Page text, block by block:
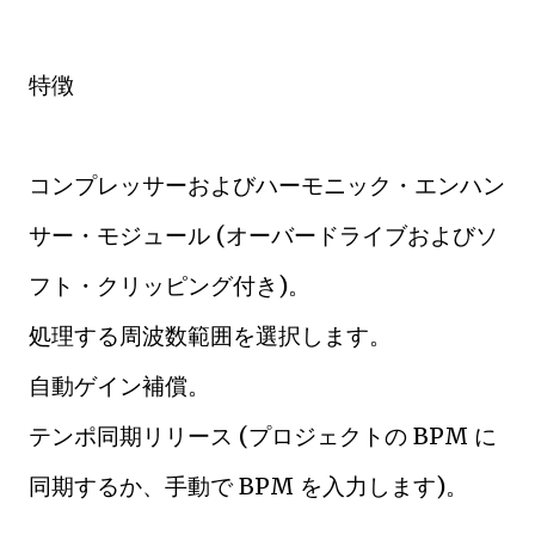
特徴
コンプレッサーおよびハーモニック・エンハン
サー・モジュール (オーバードライブおよびソ
フト・クリッピング付き)。
処理する周波数範囲を選択します。
自動ゲイン補償。
テンポ同期リリース (プロジェクトの BPM に
同期するか、手動で BPM を入力します)。